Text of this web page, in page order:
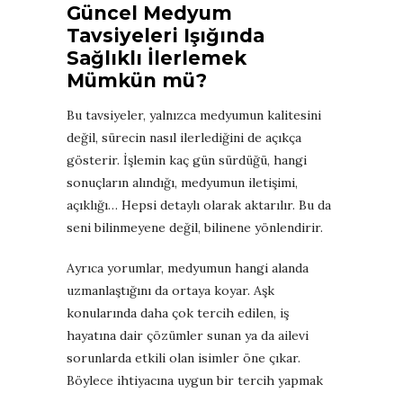
Güncel Medyum
Tavsiyeleri Işığında
Sağlıklı İlerlemek
Mümkün mü?
Bu tavsiyeler, yalnızca medyumun kalitesini
değil, sürecin nasıl ilerlediğini de açıkça
gösterir. İşlemin kaç gün sürdüğü, hangi
sonuçların alındığı, medyumun iletişimi,
açıklığı… Hepsi detaylı olarak aktarılır. Bu da
seni bilinmeyene değil, bilinene yönlendirir.
Ayrıca yorumlar, medyumun hangi alanda
uzmanlaştığını da ortaya koyar. Aşk
konularında daha çok tercih edilen, iş
hayatına dair çözümler sunan ya da ailevi
sorunlarda etkili olan isimler öne çıkar.
Böylece ihtiyacına uygun bir tercih yapmak